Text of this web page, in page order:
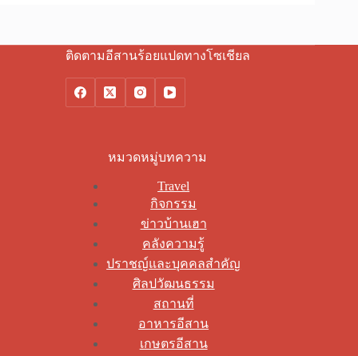
ติดตามอีสานร้อยแปดทางโซเชียล
หมวดหมู่บทความ
Travel
กิจกรรม
ข่าวบ้านเฮา
คลังความรู้
ปราชญ์และบุคคลสำคัญ
ศิลปวัฒนธรรม
สถานที่
อาหารอีสาน
เกษตรอีสาน